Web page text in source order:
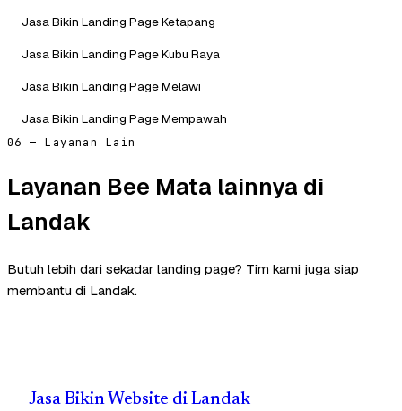
Jasa Bikin Landing Page Ketapang
Jasa Bikin Landing Page Kubu Raya
Jasa Bikin Landing Page Melawi
Jasa Bikin Landing Page Mempawah
06 — Layanan Lain
Layanan Bee Mata lainnya di
Landak
Butuh lebih dari sekadar landing page? Tim kami juga siap
membantu di Landak.
Jasa Bikin Website di Landak